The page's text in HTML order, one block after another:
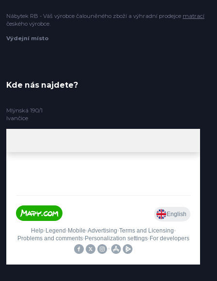
Nábytek RB - Váš výrobce čalouněného zboží a výhradní prodejce matrací
českého výrobce.
Výdejní místo
Kde nás najdete?
Mlýnská 190/1
Ivančice